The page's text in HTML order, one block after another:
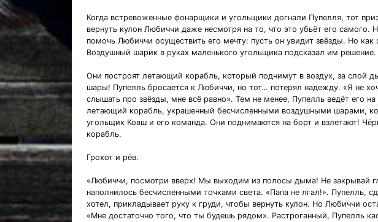
Когда встревоженные фонарщики и угольщики догнали Пупелля, тот
вернуть кулон Любиччи даже несмотря на то, что это убьёт его самого.
помочь Любиччи осуществить его мечту: пусть он увидит звёзды. Но как
Воздушный шарик в руках маленького угольщика подсказал им решение.
Они построят летающий корабль, который поднимут в воздух, за слой
шары! Пупелль бросается к Любиччи, но тот… потерял надежду. «Я не
слышать про звёзды, мне всё равно». Тем не менее, Пупелль ведёт его
летающий корабль, украшенный бесчисленными воздушными шарами,
угольщик Ковш и его команда. Они поднимаются на борт и взлетают!
корабль.
Грохот и рёв.
«Любиччи, посмотри вверх! Мы выходим из полосы дыма! Не закрывай
наполнилось бесчисленными точками света. «Папа не лгал!». Пупелль,
хотел, прикладывает руку к груди, чтобы вернуть кулон. Но Любиччи
«Мне достаточно того, что ты будешь рядом». Растроганный, Пупелль